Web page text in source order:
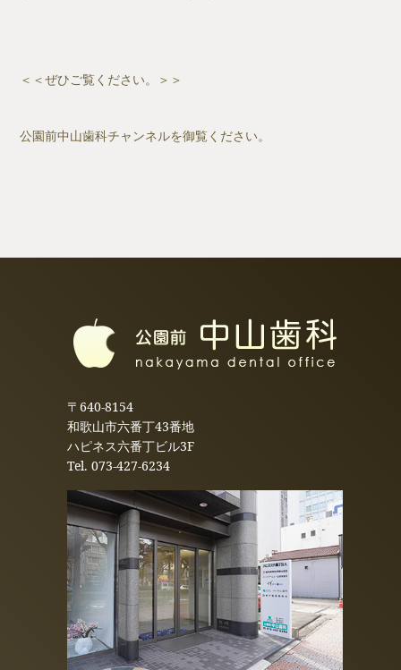
＜＜ぜひご覧ください。＞＞
公園前中山歯科チャンネルを御覧ください。
〒640-8154
和歌山市六番丁43番地
ハピネス六番丁ビル3F
Tel.073-427-6234